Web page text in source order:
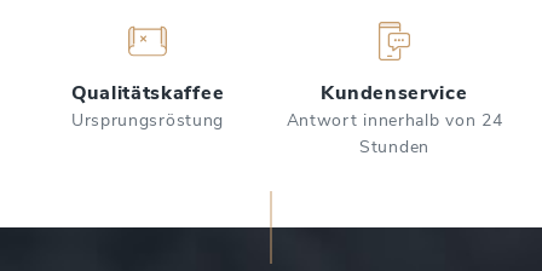
Qualitätskaffee
Ursprungsröstung
Kundenservice
Antwort innerhalb von 24
Stunden